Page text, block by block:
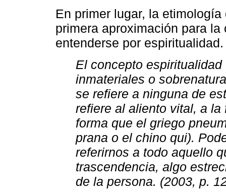
En primer lugar, la
primera aproximación para
entenderse por
El concepto
inmateriales o
se refiere a ninguna de
refiere al aliento vital, a
forma que el griego
prana o el chino qui).
referirnos a todo aquello
trascendencia, algo
de la persona. (2003, p.